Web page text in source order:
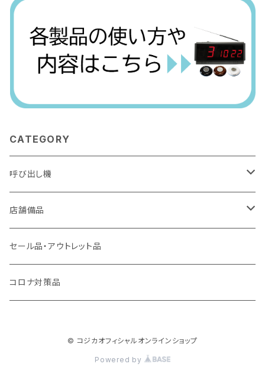
CATEGORY
呼び出し機
アーバンコール20
シーザーコール＆レイガンコール
コールギア
店舗備品
傘袋装着機 無滴くん
フレッシュパッカー
セール品・アウトレット品
コロナ対策品
© コジカオフィシャルオンラインショップ
Powered by